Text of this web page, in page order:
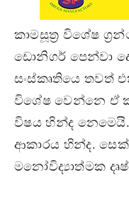
කාමසූත්‍ර විශේෂ
ඩොනිගර් පෙන්වා
සංස්කෘතියෙ තවත්
වි‍ශේෂ වෙන්නෙ ඒ
විෂය හින්ද
ආකාරය හින්ද.
මනෝවිද්‍යාත්මක